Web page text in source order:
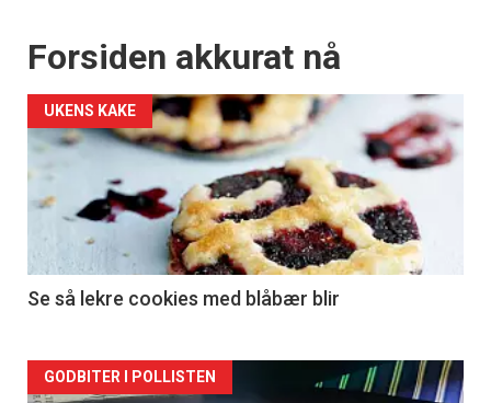
Forsiden akkurat nå
UKENS KAKE
Se så lekre cookies med blåbær blir
Forsiden
GODBITER I POLLISTEN